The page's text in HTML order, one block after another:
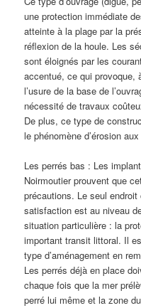
une protection immédiate
atteinte à la plage par la
réflexion de la houle. Les
sont éloignés par les
accentué, ce qui provoque,
l’usure de la base de
nécessité de travaux
De plus, ce type de
le phénomène d’érosion
Les perrés bas : Les
Noirmoutier prouvent que
précautions. Le seul
satisfaction est au niveau
situation particulière : la
important transit littoral. Il
type d’aménagement en
Les perrés déjà en place
chaque fois que la mer
perré lui même et la zone